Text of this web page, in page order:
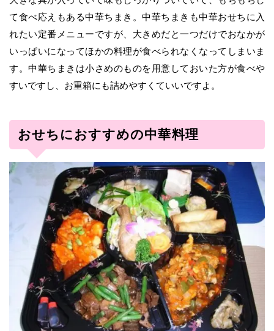
て食べ応えもある中華ちまき。中華ちまきも中華おせちに入
れたい定番メニューですが、大きめだと一つだけでおなかが
いっぱいになってほかの料理が食べられなくなってしまいま
す。中華ちまきは小さめのものを用意しておいた方が食べや
すいですし、お重箱にも詰めやすくていいですよ。
おせちにおすすめの中華料理